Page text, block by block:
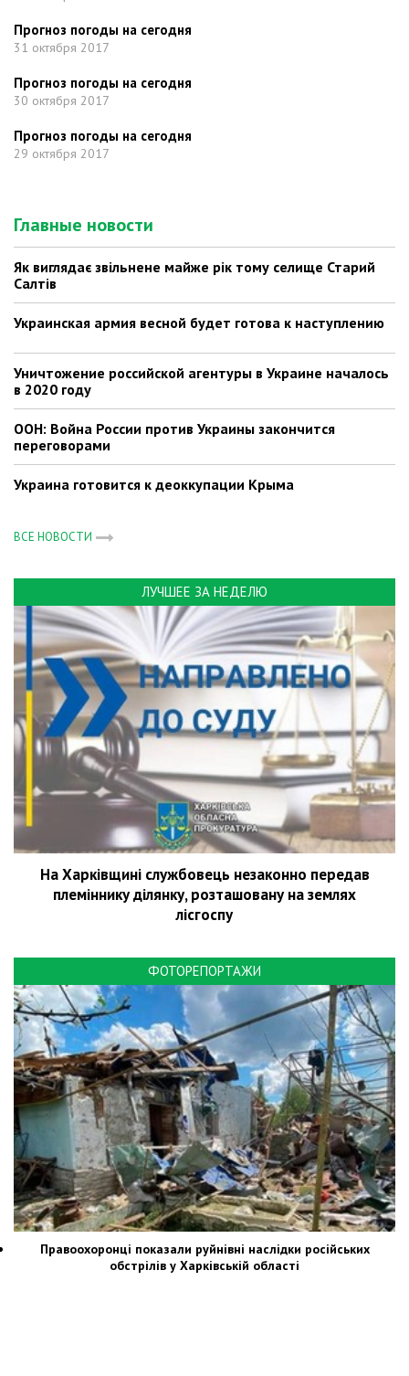
Прогноз погоды на сегодня
31 октября 2017
Прогноз погоды на сегодня
30 октября 2017
Прогноз погоды на сегодня
29 октября 2017
Главные новости
Як виглядає звільнене майже рік тому селище Старий
Салтів
Украинская армия весной будет готова к наступлению
Уничтожение российской агентуры в Украине началось
в 2020 году
ООН: Война России против Украины закончится
переговорами
Украина готовится к деоккупации Крыма
ВСЕ НОВОСТИ
ЛУЧШЕЕ ЗА НЕДЕЛЮ
На Харківщині службовець незаконно передав
племіннику ділянку, розташовану на землях
лісгоспу
ФОТОРЕПОРТАЖИ
Правоохоронці показали руйнівні наслідки російських
обстрілів у Харківській області